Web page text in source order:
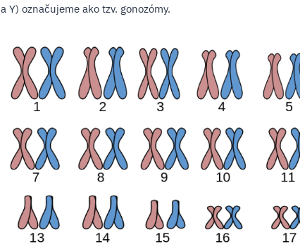
a Y) označujeme ako tzv. gonozómy.